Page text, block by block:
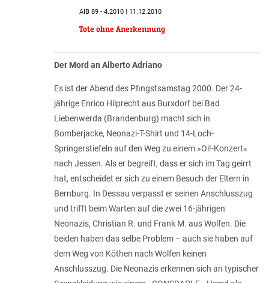
AIB 89 - 4.2010 | 11.12.2010
Tote ohne Anerkennung
Der Mord an Alberto Adriano
Es ist der Abend des Pfingstsamstag 2000. Der 24-
jährige Enrico Hilprecht aus Burxdorf bei Bad
Liebenwerda (Brandenburg) macht sich in
Bomberjacke, Neonazi-T-Shirt und 14-Loch-
Springerstiefeln auf den Weg zu einem »Oi!-Konzert«
nach Jessen. Als er begreift, dass er sich im Tag geirrt
hat, entscheidet er sich zu einem Besuch der Eltern in
Bernburg. In Dessau verpasst er seinen Anschlusszug
und trifft beim Warten auf die zwei 16-jährigen
Neonazis, Christian R. und Frank M. aus Wolfen. Die
beiden haben das selbe Problem – auch sie haben auf
dem Weg von Köthen nach Wolfen keinen
Anschlusszug. Die Neonazis erkennen sich an typischer